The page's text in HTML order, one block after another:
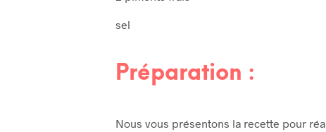
sel
Préparation :
Nous vous présentons la recette pour